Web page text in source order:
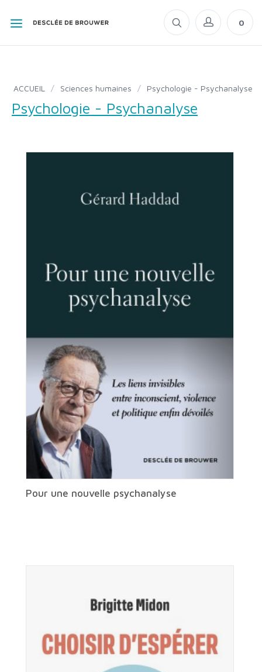
0
ACCUEIL / Sciences humaines / Psychologie - Psychanalyse
Psychologie - Psychanalyse
Pour une nouvelle psychanalyse